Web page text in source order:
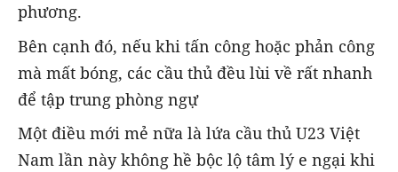
phương.
Bên cạnh đó, nếu khi tấn công hoặc phản công
mà mất bóng, các cầu thủ đều lùi về rất nhanh
để tập trung phòng ngự
Một điều mới mẻ nữa là lứa cầu thủ U23 Việt
Nam lần này không hề bộc lộ tâm lý e ngại khi